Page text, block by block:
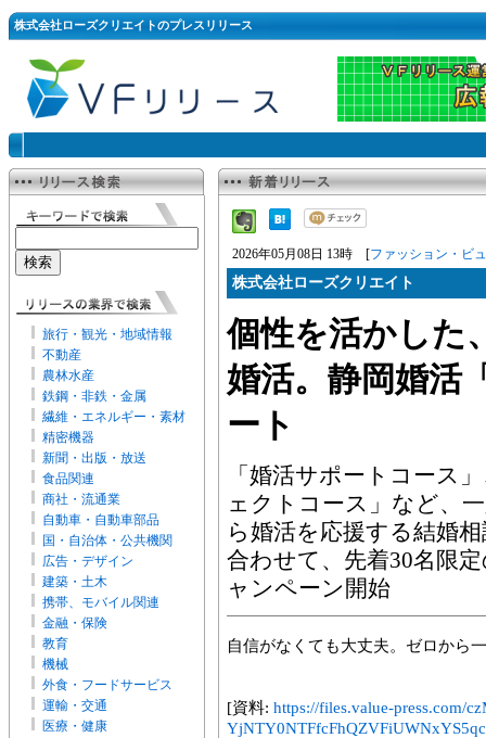
株式会社ローズクリエイトのプレスリリース
旅行・観光・地域情報
不動産
農林水産
鉄鋼・非鉄・金属
繊維・エネルギー・素材
精密機器
新聞・出版・放送
食品関連
商社・流通業
自動車・自動車部品
国・自治体・公共機関
広告・デザイン
建築・土木
携帯、モバイル関連
金融・保険
教育
機械
外食・フードサービス
運輸・交通
医療・健康
2026年05月08日 13時 [ファッション・ビ
株式会社ローズクリエイト
個性を活かした
婚活。静岡婚活
ート
「婚活サポートコース
ェクトコース」など、
ら婚活を応援する結婚
合わせて、先着30名限
ャンペーン開始
自信がなくても大丈夫。ゼロから
[資料: https://files.value-press.com/